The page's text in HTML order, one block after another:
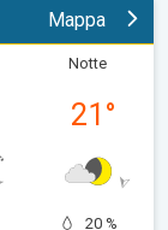
Mappa
Notte
21 °
20 %